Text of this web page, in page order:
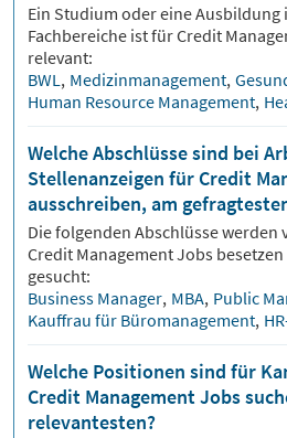
Ein Studium oder eine
Fachbereiche ist fürCredit
relevant:
BWL, Medizinmanagement,
Human Resource Management,
Welche Abschlüsse sind bei
Stellenanzeigen für Credit
ausschreiben, am
Die folgenden Abschlüsse werden
Credit ManagementJobs
gesucht:
Business Manager, MBA, Public
Kauffrau für Büromanagement,
Welche Positionen sind für
Credit Management Jobs
relevantesten?